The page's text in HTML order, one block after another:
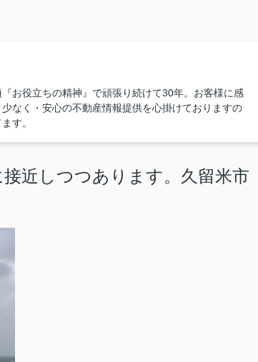
お役立ちの精神』で頑張り続けて30年。お客様に感
なく・安心の不動産情報提供を心掛けておりますの
す。
近しつつあります。久留米市